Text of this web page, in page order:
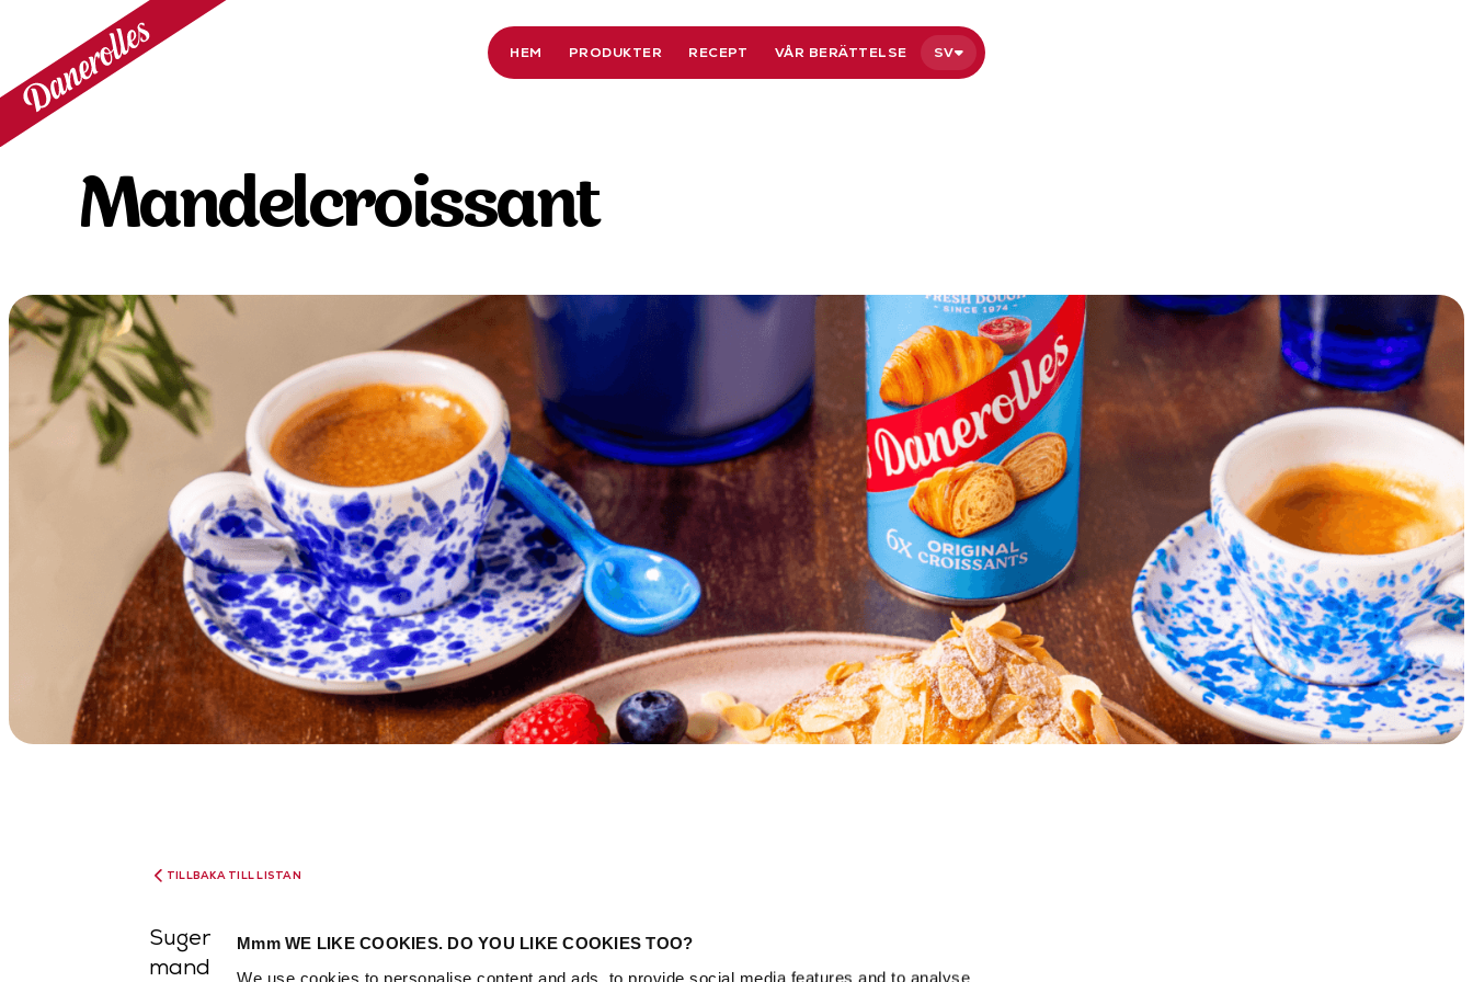
Mmm WE LIKE COOKIES. DO YOU LIKE COOKIES TOO?
We use cookies to personalise content and ads, to provide social media features and to analyse
HEM PRODUKTER RECEPT VÅR BERÄTTELSE SV
Mandelcroissant
TILLBAKA TILL LISTAN
Sugen på något extra speciellt? Dessa
mandelcroissanter är fyllda med krämig mandelmassa